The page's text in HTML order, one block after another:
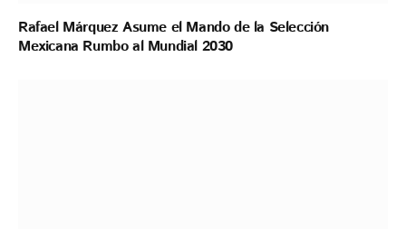
Rafael Márquez Asume el Mando de la Selección
Mexicana Rumbo al Mundial 2030